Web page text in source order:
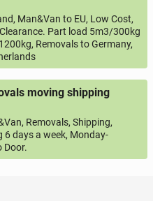
Man&Van to EU, Low Cost,
Part load 5m3/300kg
Removals to Germany,
moving shipping
Removals, Shipping,
6 days a week, Monday-
Door.